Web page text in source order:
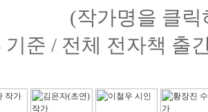
(작가명을 클
기준 / 전체 전자책 출